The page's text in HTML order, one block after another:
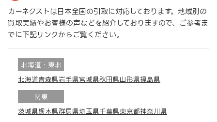
カーネクストは日本全国の引取に対応しております。地域別の
買取実績やお客様の声などを紹介しておりますので、ご参考ま
でに下記リンクからご覧ください。
北海道・東北
北海道青森県岩手県宮城県秋田県山形県福島県
関東
茨城県栃木県群馬県埼玉県千葉県東京都神奈川県